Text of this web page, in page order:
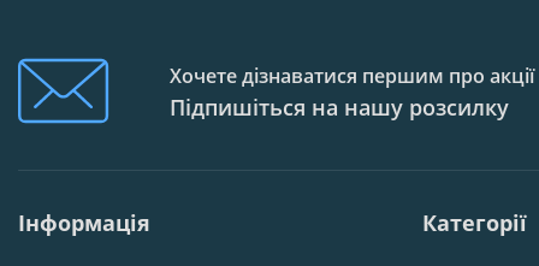
Хочете дізнаватися першим про
Підпишіться на нашу розсилку
Інформація Категорії